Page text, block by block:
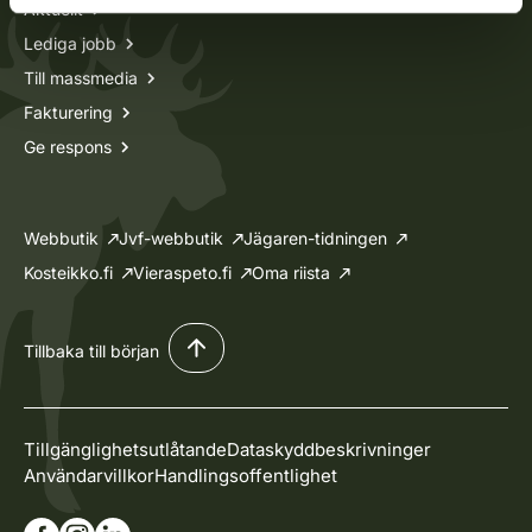
Aktuellt
Lediga jobb
Till massmedia
Fakturering
Ge respons
Webbutik Jvf-webbutik
Jägaren-tidningen
Kosteikko.fi
Vieraspeto.fi Oma riista
Tillbaka till början
TillgänglighetsutlåtandeDataskyddbeskrivninger
AnvändarvillkorHandlingsoffentlighet